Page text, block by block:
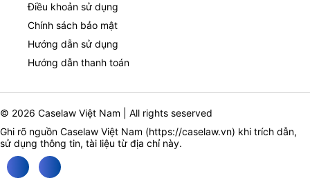
Điều khoản sử dụng
Chính sách bảo mật
Hướng dẫn sử dụng
Hướng dẫn thanh toán
© 2026 Caselaw Việt Nam | All rights seserved
Ghi rõ nguồn Caselaw Việt Nam (https://caselaw.vn) khi trích dẫn,
sử dụng thông tin, tài liệu từ địa chỉ này.